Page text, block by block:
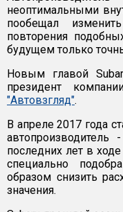
неоптимальными
пообещал
повторения
будущем только
Новым главой
президент
"Автовзгляд".
В апреле 2017 года
последних лет в
специально
образом снизить
значения.